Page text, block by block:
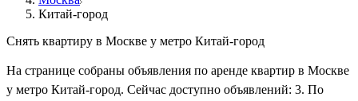
Китай-город
Снять квартиру в Москве у метро Китай-город
На странице собраны объявления по аренде квартир в Москве
у метро Китай-город. Сейчас доступно объявлений: 3. По